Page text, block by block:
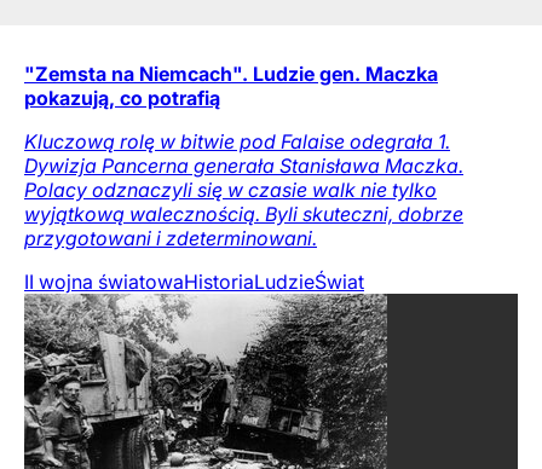
"Zemsta na Niemcach". Ludzie gen. Maczka
pokazują, co potrafią
Kluczową rolę w bitwie pod Falaise odegrała 1.
Dywizja Pancerna generała Stanisława Maczka.
Polacy odznaczyli się w czasie walk nie tylko
wyjątkową walecznością. Byli skuteczni, dobrze
przygotowani i zdeterminowani.
II wojna światowaHistoriaLudzieŚwiat